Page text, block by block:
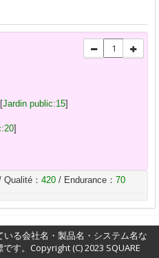
[Jardin public:15]
]
Qualité： 420 / Endurance： 70
いる会社名・製品名・システム名な
す。Copyright (C) 2023 SQUARE